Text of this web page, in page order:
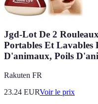
Jgd-Lot De 2
Portables Et Lavables
D'animaux, Poils
Rakuten FR
23.24 EURVoir le prix